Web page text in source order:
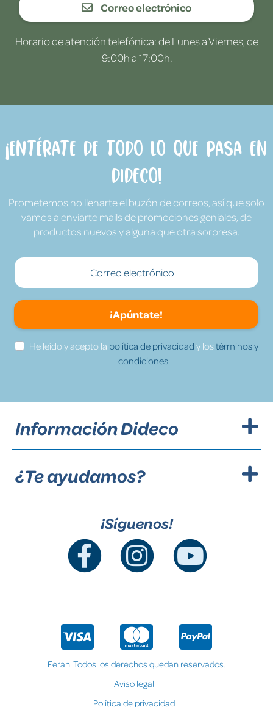
Correo electrónico
Horario de atención telefónica: de Lunes a Viernes, de
9:00h a 17:00h.
¡Entérate de todo lo que pasa en
Dideco!
Prometemos no llenarte el buzón de correos, así que solo
vamos a enviarte mails de promociones geniales, de
productos nuevos y alguna que otra sorpresa.
¡Apúntate!
He leído y acepto la política de privacidad y lostérminos y
condiciones.
Información Dideco
¿Te ayudamos?
¡Síguenos!
Feran. Todos los derechos quedan reservados.
Aviso legal
Política de privacidad